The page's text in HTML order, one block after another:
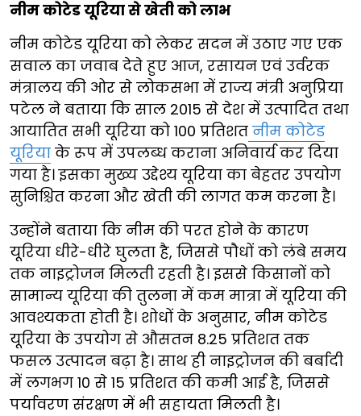
नीम कोटेड यूरिया से खेती को लाभ
नीम कोटेड यूरिया को लेकर सदन में उठाए गए एक
सवाल का जवाब देते हुए आज, रसायन एवं उर्वरक
मंत्रालय की ओर से लोकसभा में राज्य मंत्री अनुप्रिया
पटेल ने बताया कि साल 2015 से देश में उत्पादित तथा
आयातित सभी यूरिया को 100 प्रतिशत नीम कोटेड
यूरिया के रूप में उपलब्ध कराना अनिवार्य कर दिया
गया है। इसका मुख्य उद्देश्य यूरिया का बेहतर उपयोग
सुनिश्चित करना और खेती की लागत कम करना है।
उन्होंने बताया कि नीम की परत होने के कारण
यूरिया धीरे-धीरे घुलता है, जिससे पौधों को लंबे समय
तक नाइट्रोजन मिलती रहती है। इससे किसानों को
सामान्य यूरिया की तुलना में कम मात्रा में यूरिया की
आवश्यकता होती है। शोधों के अनुसार, नीम कोटेड
यूरिया के उपयोग से औसतन 8.25 प्रतिशत तक
फसल उत्पादन बढ़ा है। साथ ही नाइट्रोजन की बर्बादी
में लगभग 10 से 15 प्रतिशत की कमी आई है, जिससे
पर्यावरण संरक्षण में भी सहायता मिलती है।